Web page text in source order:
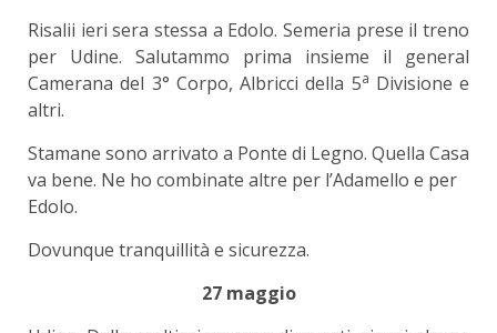
Risalii ieri sera stessa a Edolo. Semeria prese il treno
per Udine. Salutammo prima insieme il general
Camerana del 3° Corpo, Albricci della 5a Divisione e
altri.
Stamane sono arrivato a Ponte di Legno. Quella Casa
va bene. Ne ho combinate altre per l’Adamello e per
Edolo.
Dovunque tranquillità e sicurezza.
27 maggio